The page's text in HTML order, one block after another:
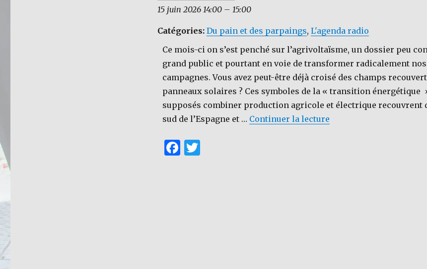
15 juin 2026 14:00– 15:00
Catégories: Du pain et des parpaings, L'agenda radio
Ce mois-ci on s’est penché sur l’agrivoltaïsme, un dossier peu
grand public et pourtant en voie de transformer radicalement nos
campagnes. Vous avez peut-être déjà croisé des champs
panneaux solaires ? Ces symboles de la « transition énergétique
supposés combiner production agricole et électrique recouvrent
sud de l’Espagne et … Continuer la lecturede « [DU PAIN ET DES
F T